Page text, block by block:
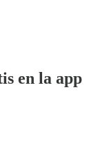
en la app